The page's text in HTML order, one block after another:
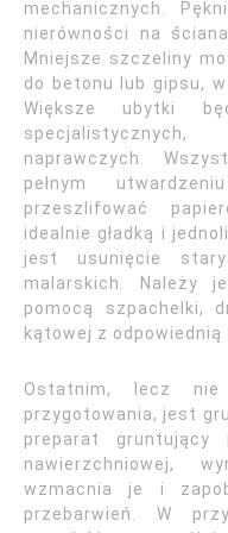
mechanicznych.
nierówności na
Mniejsze szczeliny
do betonu lub gipsu,
Większe ubytki
naprawczych.
pełnym
przeszlifować
idealnie gładką i
jest usunięcie
malarskich. Należy
pomocą szpachelki,
kątowej z odpowiednią
Ostatnim, lecz nie
przygotowania, jest
preparat gruntujący
nawierzchniowej,
wzmacnia je i
przebarwień. W